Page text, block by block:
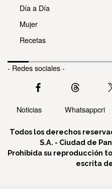
Día a Día
Mujer
Recetas
- Redes sociales -
Noticias Whatsappcri
Todos los derechos
S.A. - Ciudad de
Prohibida su reproducción
escrita